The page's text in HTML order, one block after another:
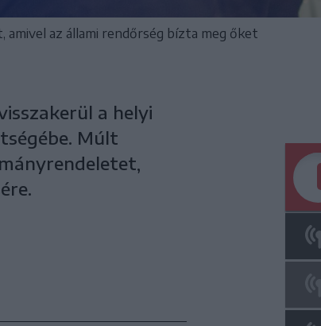
az állami rendőrség bízta meg őket
a helyi
Múlt